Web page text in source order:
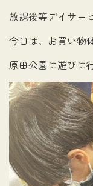
放課後等デイサー
今日は、お買い物
原田公園に遊びに